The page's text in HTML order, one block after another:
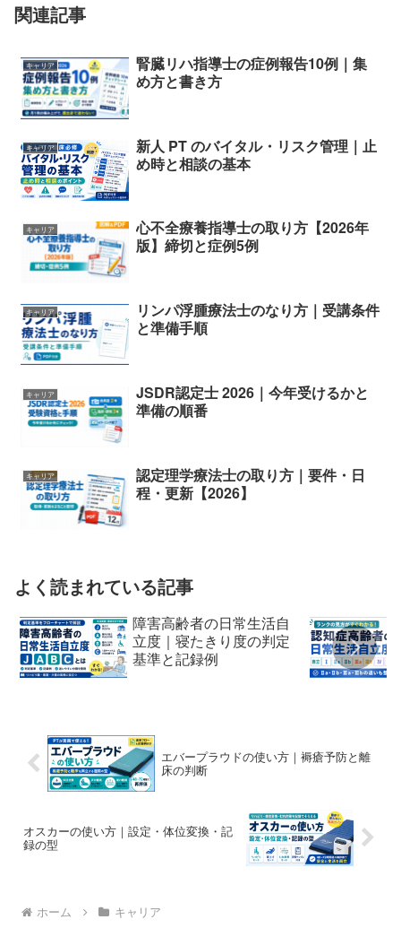
関連記事
キャリア
腎臓リハ指導士の症例報告10例｜集
め方と書き方
キャリア
新人 PT のバイタル・リスク管理｜止
め時と相談の基本
キャリア
心不全療養指導士の取り方【2026年
版】締切と症例5例
キャリア
リンパ浮腫療法士のなり方｜受講条件
と準備手順
キャリア
JSDR認定士 2026｜今年受けるかと
準備の順番
キャリア
認定理学療法士の取り方｜要件・日
程・更新【2026】
よく読まれている記事
障害高齢者の日常生活自
立度｜寝たきり度の判定
基準と記録例
エバープラウドの使い方｜褥瘡予防と離
床の判断
オスカーの使い方｜設定・体位変換・記
録の型
ホーム キャリア